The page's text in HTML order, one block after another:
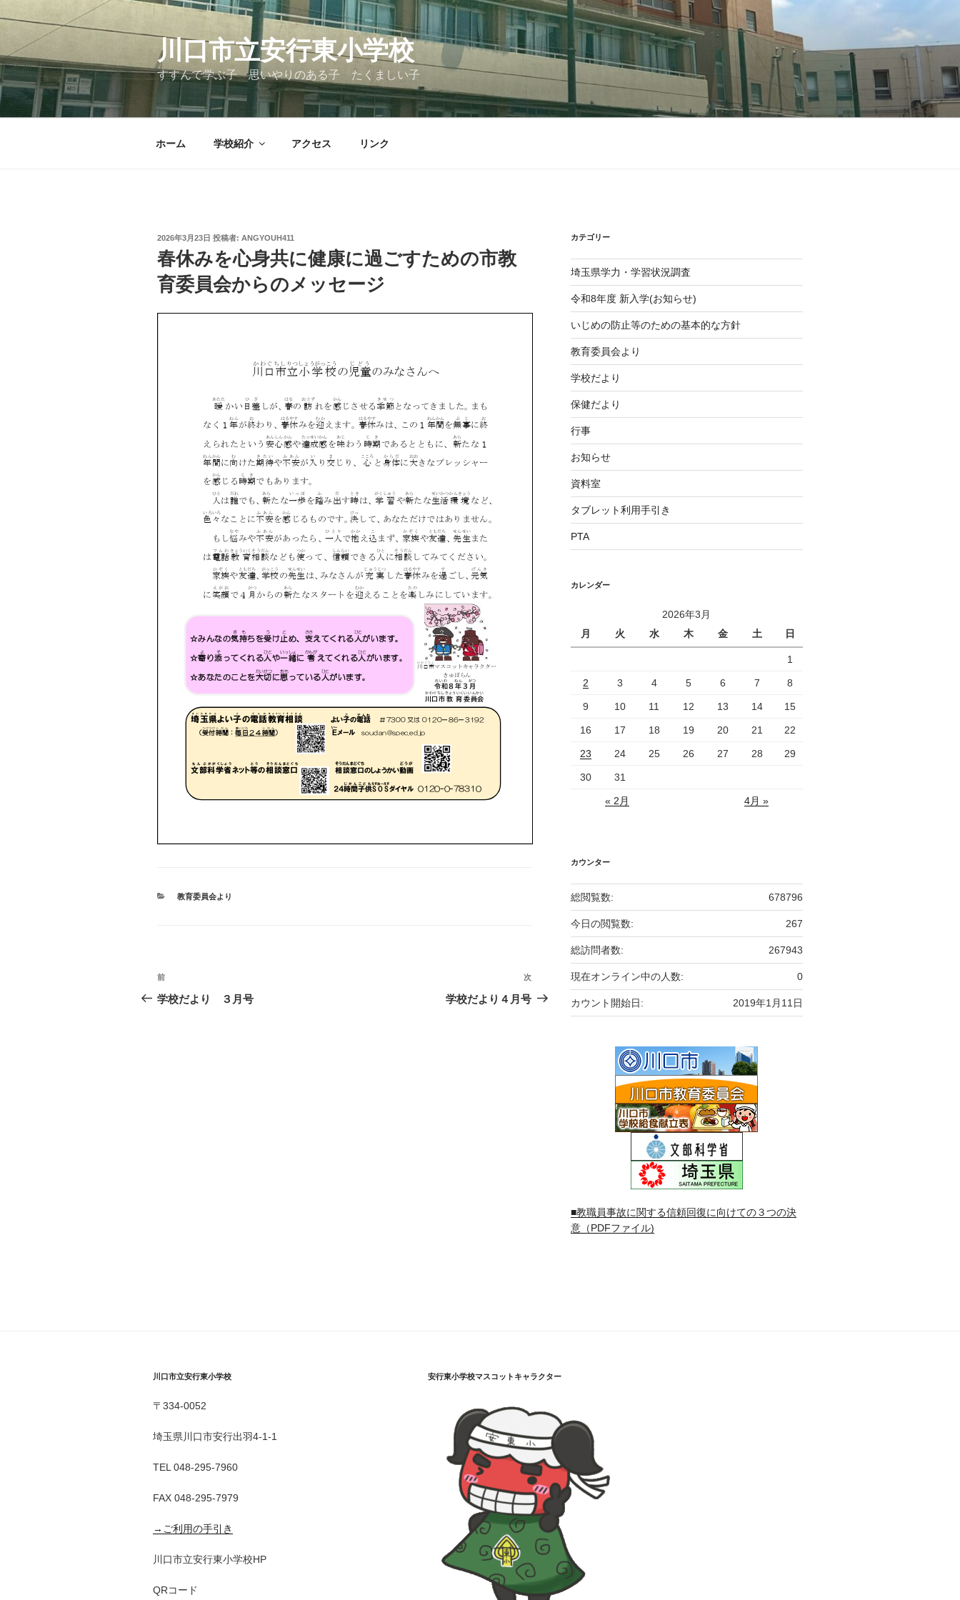
ン
ン
ツ
へ
ス
川口市立安行東小学校
すすんで学ぶ子 思いやりのある子 たくましい子
ホーム 学校紹介 アクセス リンク
投
日:
2026年3月23日 投稿者: ANGYOUH411
春休みを心身共に健康に過ごすための市教
育委員会からのメッセージ
カ
教育委員会より
投
稿
前
の
前
学校だより ３月号
次
の
次
学校だより４月号
カテゴリー
埼玉県学力・学習状況調査
令和8年度 新入学(お知らせ)
いじめの防止等のための基本的な方針
教育委員会より
学校だより
保健だより
行事
お知らせ
資料室
タブレット利用手引き
PTA
カレンダー
2026年3月
月
火 水 木 金 土 日
1
2 3 4 5 6 7 8
9 10 11 12 13 14 15
16 17 18 19 20 21 22
23 24 25 26 27 28 29
30 31
« 2月 4月 »
カウンター
678796
総閲覧数:
267
今日の閲覧数:
267943
総訪問者数:
0
現在オンライン中の人数:
2019年1月11日
カウント開始日:
■教職員事故に関する信頼回復に向けての３つの決
意（PDFファイル)
川口市立安行東小学校
〒334-0052
埼玉県川口市安行出羽4-1-1
TEL 048-295-7960
FAX 048-295-7979
→ご利用の手引き
川口市立安行東小学校HP
QRコード
安行東小学校マスコットキャラクター